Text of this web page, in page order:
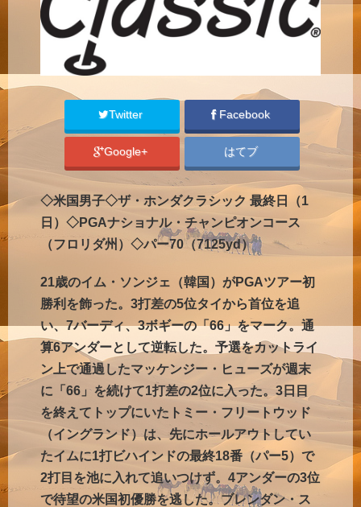
Twitter Facebook
Google+ はてブ
◇米国男子◇ザ・ホンダクラシック 最終日（1
日）◇PGAナショナル・チャンピオンコース
（フロリダ州）◇パー70（7125yd）
21歳のイム・ソンジェ（韓国）がPGAツアー初
勝利を飾った。3打差の5位タイから首位を追
い、7バーディ、3ボギーの「66」をマーク。通
算6アンダーとして逆転した。予選をカットライ
ン上で通過したマッケンジー・ヒューズが週末
に「66」を続けて1打差の2位に入った。3日目
を終えてトップにいたトミー・フリートウッド
（イングランド）は、先にホールアウトしてい
たイムに1打ビハインドの最終18番（パー5）で
2打目を池に入れて追いつけず。4アンダーの3位
で待望の米国初優勝を逃した。ブレンダン・ス